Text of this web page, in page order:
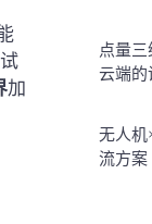
加
点量
云端的
无人机
流方案